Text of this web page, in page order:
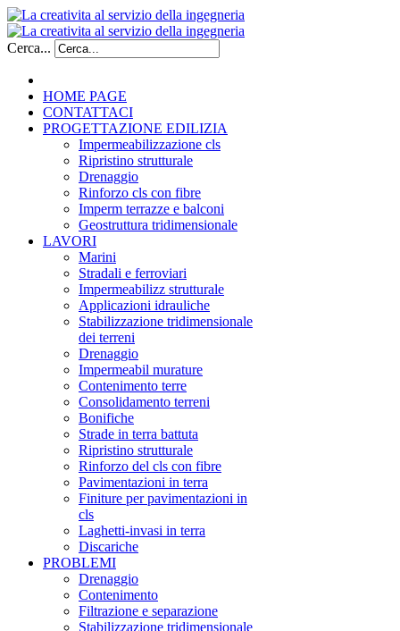
Cerca...
HOME PAGE
CONTATTACI
PROGETTAZIONE EDILIZIA
Impermeabilizzazione cls
Ripristino strutturale
Drenaggio
Rinforzo cls con fibre
Imperm terrazze e balconi
Geostruttura tridimensionale
LAVORI
Marini
Stradali e ferroviari
Impermeabilizz strutturale
Applicazioni idrauliche
Stabilizzazione tridimensionale
dei terreni
Drenaggio
Impermeabil murature
Contenimento terre
Consolidamento terreni
Bonifiche
Strade in terra battuta
Ripristino strutturale
Rinforzo del cls con fibre
Pavimentazioni in terra
Finiture per pavimentazioni in
cls
Laghetti-invasi in terra
Discariche
PROBLEMI
Drenaggio
Contenimento
Filtrazione e separazione
Stabilizzazione tridimensionale